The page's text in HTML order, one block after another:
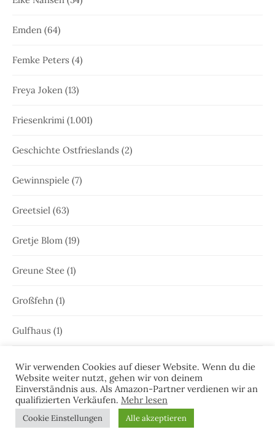
Emden (64)
Femke Peters (4)
Freya Joken (13)
Friesenkrimi (1.001)
Geschichte Ostfrieslands (2)
Gewinnspiele (7)
Greetsiel (63)
Gretje Blom (19)
Greune Stee (1)
Großfehn (1)
Gulfhaus (1)
Hammrich (1)
Hans-Rainer Riekers (8)
Harlesiel (9)
Wir verwenden Cookies auf dieser Website. Wenn du die
Website weiter nutzt, gehen wir von deinem
Einverständnis aus. Als Amazon-Partner verdienen wir an
qualifizierten Verkäufen. Mehr lesen
Cookie Einstellungen Alle akzeptieren